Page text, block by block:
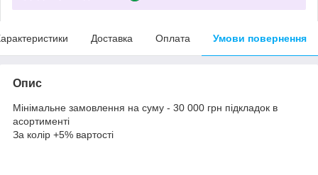
Доставка Оплата Умови повернення
Опис
Мінімальне замовлення на суму - 30 000 грн підкладок в
асортименті
За колір +5% вартості